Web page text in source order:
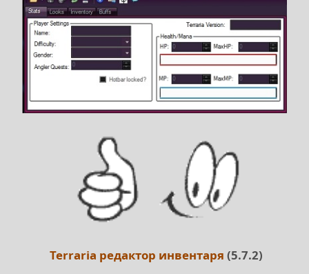
Terraria редактор инвентаря (5.7.2)